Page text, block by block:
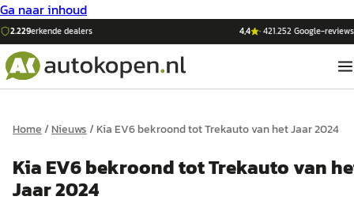
Ga naar inhoud
2.229erkende dealers 4,4 ·421.252Google-reviews
Home/Nieuws/Kia EV6 bekroond tot Trekauto van het Jaar 2024
Kia EV6 bekroond tot Trekauto van
Jaar 2024